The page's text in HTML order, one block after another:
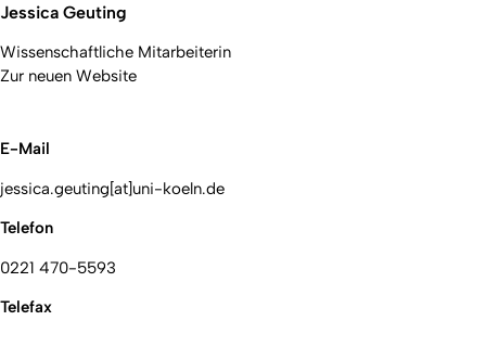
Jessica Geuting
Wissenschaftliche Mitarbeiterin
Zur neuen Website
E-Mail
jessica.geuting[at]uni-koeln.de
Telefon
0221 470-5593
Telefax